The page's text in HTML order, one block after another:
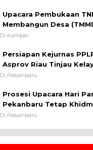
Upacara Pembukaan
Membangun Desa
Kodim 0313/KPR Tahun
Di Kampar
Persiapan Kejurnas
Asprov Riau Tinjau
Lapangan Sepakbola
Di Pekanbaru
Prosesi Upacara Hari
Pekanbaru Tetap
Dalam Ruangan
Di Pekanbaru